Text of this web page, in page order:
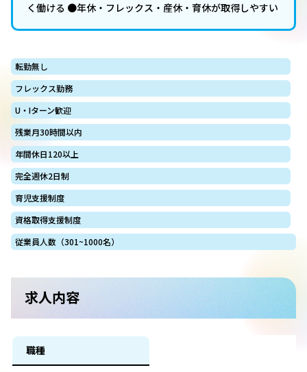
く働ける ●年休・フレックス・産休・育休が取得しやすい
転勤無し
フレックス勤務
U・Iターン歓迎
残業月30時間以内
年間休日120以上
完全週休2日制
育児支援制度
資格取得支援制度
従業員人数（301~1000名）
求人内容
職種